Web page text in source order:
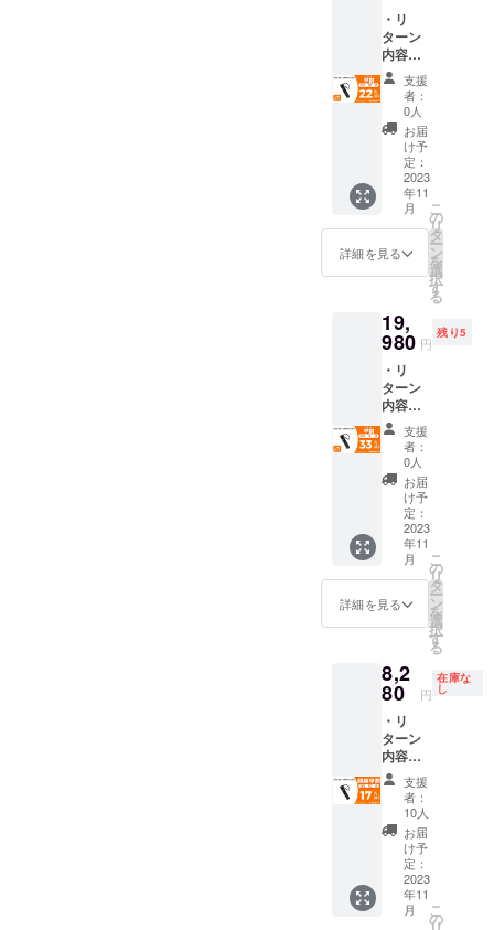
2023年
12月か
らオン
ライン
ショッ
プなど
にて一
般販売
開始予
定で
す。
予定価
格より
下がる
可能性
もござ
いま
す。 ※
類似商
品が発
生する
可能性
があり
ます。
ご了承
頂いた
様お願
い致し
2023年
12月か
らオン
ライン
ショッ
プなど
にて一
般販売
開始予
定で
す。
程上の
都合な
どによ
り出荷
時期が
遅れる
場合が
ござい
ます。
※皆様の
ご支援
により
量産効
率が向
売価格
が販売
予定価
格より
下がる
可能性
もござ
いま
す。 ※
類似商
品が発
生する
可能性
があり
ます。
ご了承
頂いた
様お願
い致し
2023年
12月か
らオン
ライン
ショッ
プなど
にて一
般販売
開始予
定で
す。
・リ
ターン
内容：
A23
AIR
COMPR
ESSOR
×2セッ
ト ・一
般予定
販売価
額：
19,960
円 ※ご
注文状
況、使
の供給
状況、
製造工
程上の
都合な
どによ
り出荷
時期が
遅れる
場合が
ござい
ます。
※皆様の
ご支援
により
量産効
率が向
売価格
が販売
予定価
格より
下がる
可能性
もござ
いま
す。 ※
類似商
品が発
生する
可能性
があり
ます。
支援
者：
0人
お届
け予
定：
2023
年11
月
詳細を見る
こ
の
リ
タ
ー
ン
を
選
択
す
る
19,
980 円
残り5
・リ
ターン
内容：
A23
AIR
COMPR
ESSOR
×3セッ
ト ・一
般予定
販売価
額：
29,940
円 ※ご
注文状
況、使
の供給
状況、
製造工
程上の
都合な
どによ
り出荷
時期が
遅れる
場合が
ござい
ます。
※皆様の
ご支援
により
支援
者：
0人
お届
け予
定：
2023
年11
月
詳細を見る
こ
の
リ
タ
ー
ン
を
選
択
す
る
8,2
80 円
在庫な
し
・リ
ターン
内容：
A23
AIR
COMPR
ESSOR
×1セッ
ト ・一
般予定
販売価
額：
支援
者：
10人
お届
け予
定：
2023
年11
月
こ
の